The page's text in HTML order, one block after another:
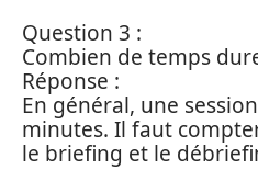
Question 3 :
Combien de temps
Réponse :
En général, une
minutes. Il faut
le briefing et le